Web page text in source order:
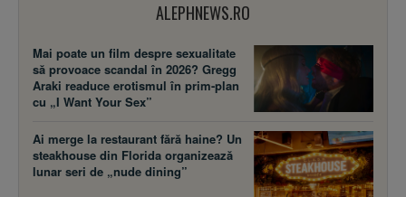
ALEPHNEWS.RO
Mai poate un film despre sexualitate
să provoace scandal în 2026? Gregg
Araki readuce erotismul în prim-plan
cu „I Want Your Sex”
Ai merge la restaurant fără haine? Un
steakhouse din Florida organizează
lunar seri de „nude dining”